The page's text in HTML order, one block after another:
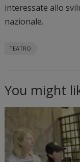
interessate allo
nazionale.
TEATRO
You might